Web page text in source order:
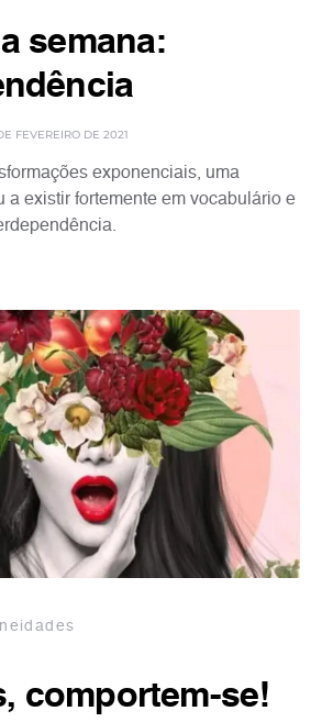
semana:
FEVEREIRO DE 2021
exponenciais, uma
a existir fortemente em vocabulário e
comportem-se!